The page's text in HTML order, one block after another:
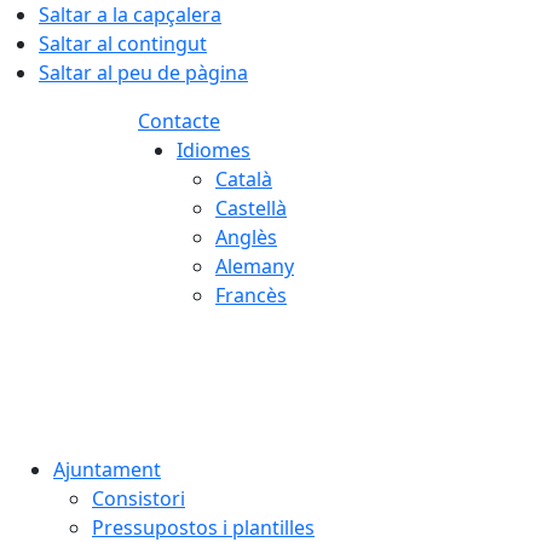
Saltar a la capçalera
Saltar al contingut
Saltar al peu de pàgina
Contacte
Idiomes
Català
Castellà
Anglès
Alemany
Francès
Ajuntament
Consistori
Pressupostos i plantilles